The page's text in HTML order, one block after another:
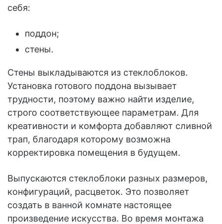
себя:
поддон;
стены.
Стены выкладываются из стеклоблоков.
Установка готового поддона вызывает
трудности, поэтому важно найти изделие,
строго соответствующее параметрам. Для
креативности и комфорта добавляют сливной
трап, благодаря которому возможна
корректировка помещения в будущем.
Выпускаются стеклоблоки разных размеров,
конфигураций, расцветок. Это позволяет
создать в ванной комнате настоящее
произведение искусства. Во время монтажа